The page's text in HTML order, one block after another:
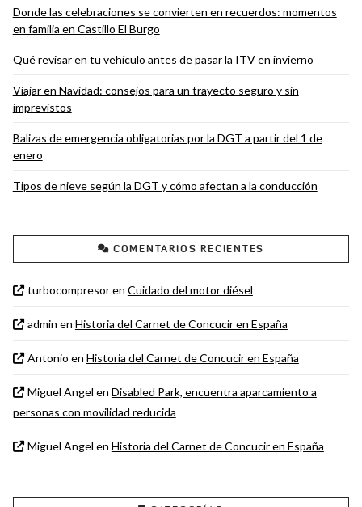
Donde las celebraciones se convierten en recuerdos: momentos
en familia en Castillo El Burgo
Qué revisar en tu vehículo antes de pasar la ITV en invierno
Viajar en Navidad: consejos para un trayecto seguro y sin
imprevistos
Balizas de emergencia obligatorias por la DGT a partir del 1 de
enero
Tipos de nieve según la DGT y cómo afectan a la conducción
COMENTARIOS RECIENTES
turbocompresoren Cuidado del motor diésel
admin en Historia del Carnet de Concucir en España
Antonio en Historia del Carnet de Concucir en España
Miguel Angel en Disabled Park, encuentra aparcamiento a
personas con movilidad reducida
Miguel Angel en Historia del Carnet de Concucir en España